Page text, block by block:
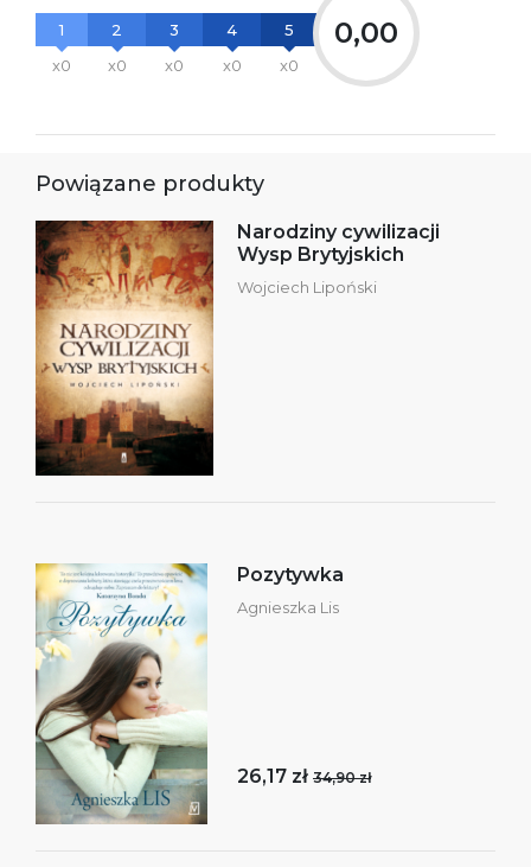
1
x0
2
x0
3
x0
4
x0
5
x0
0,00
Powiązane produkty
Narodziny cywilizacji
Wysp Brytyjskich
Wojciech Lipoński
Pozytywka
Agnieszka Lis
26,17 zł 34,90 zł